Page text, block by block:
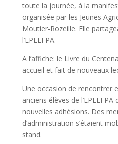
toute la journée, à la
organisée par les Jeunes
Moutier-Rozeille. Elle
l’EPLEFPA.
A l’affiche: le Livre du
accueil et fait de nouveaux
Une occasion de rencontrer
anciens élèves de
nouvelles adhésions. Des
d’administration s’étaient
stand.